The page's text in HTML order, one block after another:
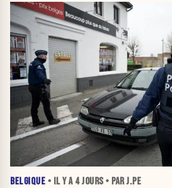
BELGIQUE • IL Y A 4 JOURS• PAR J.PE